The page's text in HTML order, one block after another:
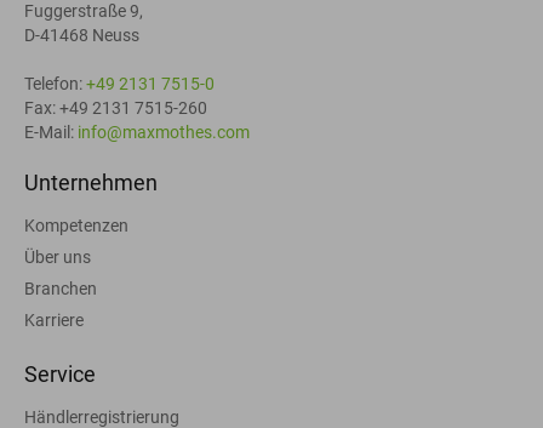
Fuggerstraße 9,
D-41468 Neuss
Telefon:+49 2131 7515-0
Fax: +49 2131 7515-260
E-Mail: info@maxmothes.com
Unternehmen
Kompetenzen
Über uns
Branchen
Karriere
Service
Händlerregistrierung